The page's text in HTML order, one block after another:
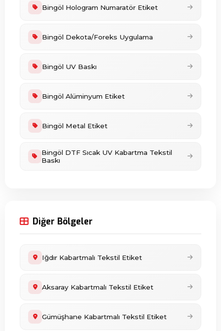
Bingöl Hologram Numaratör Etiket
Bingöl Dekota/Foreks Uygulama
Bingöl UV Baskı
Bingöl Alüminyum Etiket
Bingöl Metal Etiket
Bingöl DTF Sıcak UV Kabartma Tekstil
Baskı
Diğer Bölgeler
Iğdır Kabartmalı Tekstil Etiket
Aksaray Kabartmalı Tekstil Etiket
Gümüşhane Kabartmalı Tekstil Etiket